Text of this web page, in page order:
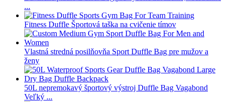
...
Fitness Duffle Športová taška na cvičenie tímov
Vlastná stredná posilňovňa Sport Duffle Bag pre mužov a
ženy
50L nepremokavý športový výstroj Duffle Bag Vagabond
Veľký ...